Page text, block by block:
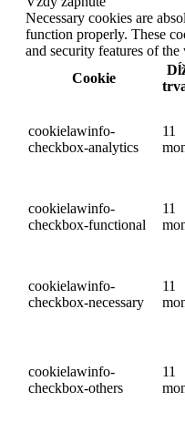
Necessary cookies are
function properly. These
and security features of
Cookie
cookielawinfo-
checkbox-analytics
11
cookielawinfo-
checkbox-functional
11
cookielawinfo-
checkbox-necessary
11
cookielawinfo-
checkbox-others
11